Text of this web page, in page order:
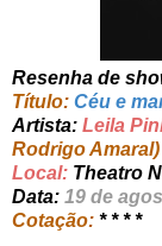
Resenha de
Título: Céu e
Artista: Leila
Rodrigo Amaral)
Local: Theatro
Data: 19 de
Cotação: * * * *